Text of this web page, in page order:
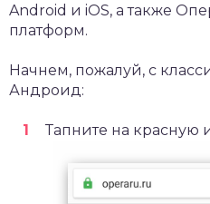
Android и iOS, а также
платформ.
Начнем, пожалуй, с
Андроид:
Тапните на красную